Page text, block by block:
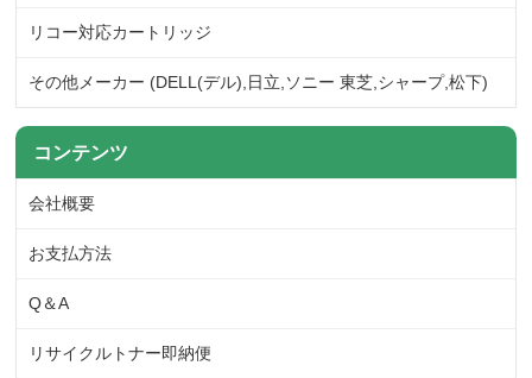
リコー対応カートリッジ
その他メーカー (DELL(デル),日立,ソニー 東芝,シャープ,松下)
コンテンツ
会社概要
お支払方法
Q＆A
リサイクルトナー即納便